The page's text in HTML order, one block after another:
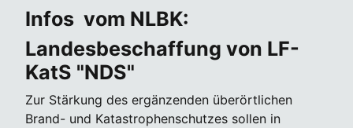
Infos vom NLBK:
Landesbeschaffung von LF-
KatS "NDS"
Zur Stärkung des ergänzenden überörtlichen
Brand- und Katastrophenschutzes sollen in